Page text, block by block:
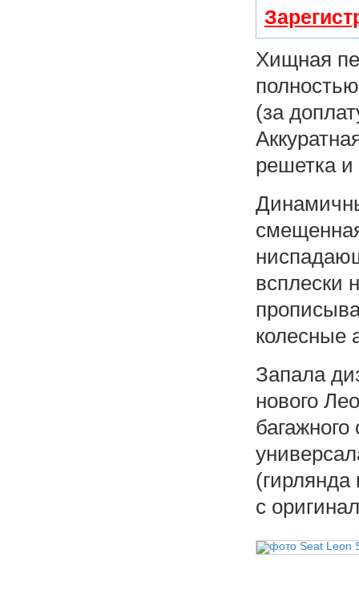
Хищная
(за
решетка
всплески
колесные
Запала
нового
багажного
с